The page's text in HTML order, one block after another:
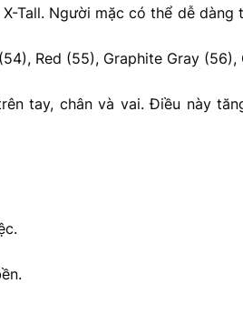
Tall. Người mặc có thể dễ dàng
Red (55), Graphite Gray (56),
tay, chân và vai. Điều này